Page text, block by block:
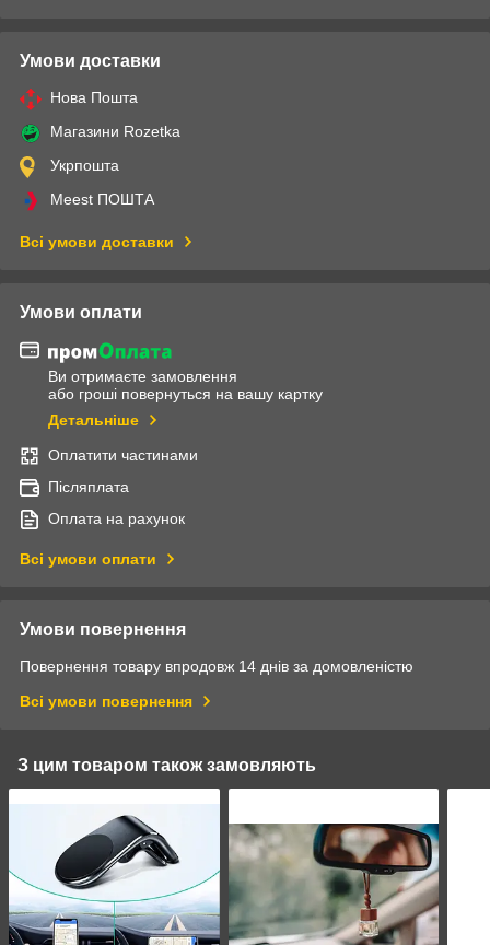
Умови доставки
Нова Пошта
Магазини Rozetka
Укрпошта
Meest ПОШТА
Всі умови доставки
Умови оплати
Ви отримаєте замовлення
або гроші повернуться на вашу картку
Детальніше
Оплатити частинами
Післяплата
Оплата на рахунок
Всі умови оплати
Умови повернення
Повернення товару впродовж 14 днів за домовленістю
Всі умови повернення
З цим товаром також замовляють